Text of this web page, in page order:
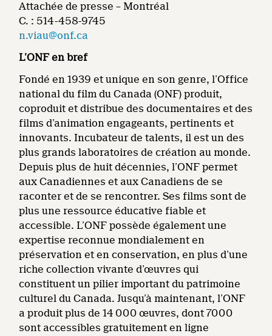
Attachée de presse – Montréal
C. : 514-458-9745
n.viau@onf.ca
L’ONF en bref
Fondé en 1939 et unique en son genre, l’Office
national du film du Canada (ONF) produit,
coproduit et distribue des documentaires et des
films d’animation engageants, pertinents et
innovants. Incubateur de talents, il est un des
plus grands laboratoires de création au monde.
Depuis plus de huit décennies, l’ONF permet
aux Canadiennes et aux Canadiens de se
raconter et de se rencontrer. Ses films sont de
plus une ressource éducative fiable et
accessible. L’ONF possède également une
expertise reconnue mondialement en
préservation et en conservation, en plus d’une
riche collection vivante d’œuvres qui
constituent un pilier important du patrimoine
culturel du Canada. Jusqu’à maintenant, l’ONF
a produit plus de 14 000 œuvres, dont 7000
sont accessibles gratuitement en ligne